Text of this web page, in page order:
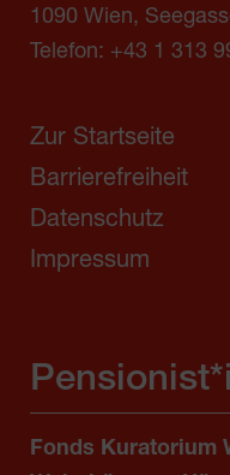
1090 Wien,
Telefon: +43 1 313
Zur Startseite
Barrierefreiheit
Datenschutz
Impressum
Fonds Kuratorium